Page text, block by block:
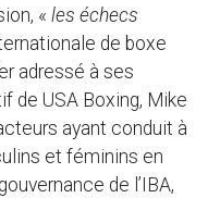
« les échecs
de boxe
adressé à ses
de USA Boxing, Mike
ayant conduit à
et féminins en
de l’IBA,